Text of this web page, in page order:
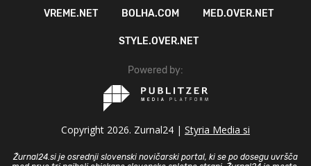
VREME.NET
BOLHA.COM MED.OVER.NET
STYLE.OVER.NET
Powered by:
Copyright 2026. Zurnal24 | Styria Media si
Žurnal24.si je osrednji slovenski novičarski portal, ki se po dosegu uvršča